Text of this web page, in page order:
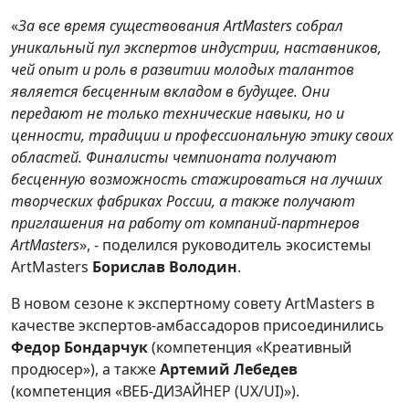
«За все время существования ArtMasters собрал
уникальный пул экспертов индустрии, наставников,
чей опыт и роль в развитии молодых талантов
является бесценным вкладом в будущее. Они
передают не только технические навыки, но и
ценности, традиции и профессиональную этику своих
областей. Финалисты чемпионата получают
бесценную возможность стажироваться на лучших
творческих фабриках России, а также получают
приглашения на работу от компаний-партнеров
ArtMasters», - поделился руководитель экосистемы
ArtMasters Борислав Володин.
В новом сезоне к экспертному совету ArtMasters в
качестве экспертов-амбассадоров присоединились
Федор Бондарчук(компетенция «Креативный
продюсер»), а такжеАртемий Лебедев
(компетенция «ВЕБ-ДИЗАЙНЕР (UX/UI)»).